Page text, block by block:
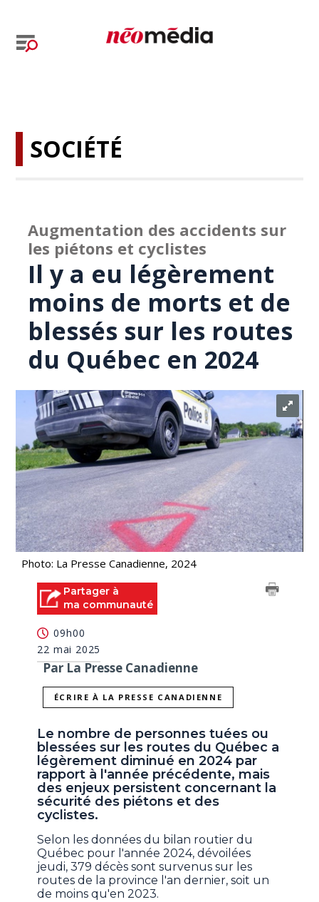
SOCIÉTÉ
Augmentation des accidents sur
les piétons et cyclistes
Il y a eu légèrement
moins de morts et de
blessés sur les routes
du Québec en 2024
Photo: La Presse Canadienne, 2024
Partager à
ma communauté
09h00
22 mai 2025
Par La Presse Canadienne
ÉCRIRE À LA PRESSE CANADIENNE
Le nombre de personnes tuées ou
blessées sur les routes du Québec a
légèrement diminué en 2024 par
rapport à l'année précédente, mais
des enjeux persistent concernant la
sécurité des piétons et des
cyclistes.
Selon les données du bilan routier du
Québec pour l'année 2024, dévoilées
jeudi, 379 décès sont survenus sur les
routes de la province l'an dernier, soit un
de moins qu'en 2023.